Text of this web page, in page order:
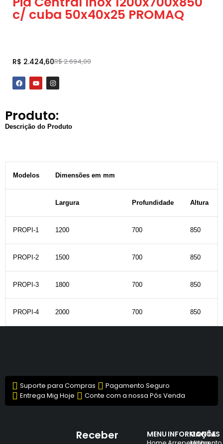
c/ cuba 50x40x25 PROMAQ
R$2.694,00
R$ 2.424,60
Produto:
Descrição do Produto
Modelos Dimensões em mm
Largura Profundidade Altura
PROPI-1 1200 700 850
PROPI-2 1500 700 850
PROPI-3 1800 700 850
PROPI-4 2000 700 850
Suporte para Compras
Pagamento Seguro
Entrega Mig Hoje
Conte com a nossa Pós Venda
MENU INFORMAÇÕES
CONTA
Receber